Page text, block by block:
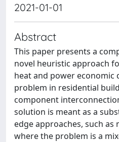
2021-01-01
Abstract
This paper presents a
novel heuristic approach
heat and power economic
problem in residential
component
solution is meant as a
edge approaches, such
where the problem is a